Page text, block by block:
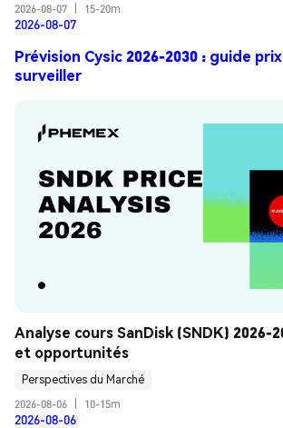
2026-08-07
15-20m
2026-08-07
Prévision Cysic 2026-2030 : guide
surveiller
Analyse cours SanDisk (SNDK) 2026-
et opportunités
Perspectives du Marché
2026-08-06
10-15m
2026-08-06